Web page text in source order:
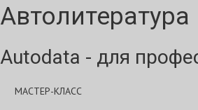
Автолитература
Autodata - для
МАСТЕР-КЛАСС